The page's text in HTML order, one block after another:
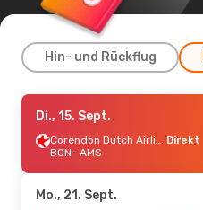
Hin- und Rückflug
So., 4. Okt.- Di., 13. Okt.
Klm Royal Dutch Airlines
Direkt
Klm Royal Dutch Airlines
Direkt
AMS - BON
Di., 15. Sept.
Corendon Dutch Airlines Direkt
BON- AMS
Mo., 21. Sept.